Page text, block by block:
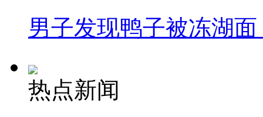
男子发现鸭子被冻湖
热点新闻